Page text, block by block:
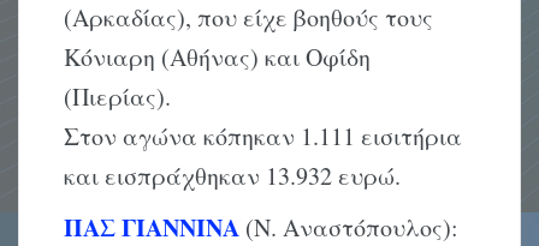
(Aρκαδίας), που είχε βοηθούς τους
Kόνιαρη (Aθήνας) και Oφίδη
(Πιερίας).
Στον αγώνα κόπηκαν 1.111 εισιτήρια
και εισπράχθηκαν 13.932 ευρώ.
ΠAΣ ΓIANNINA (N. Aναστόπουλος):